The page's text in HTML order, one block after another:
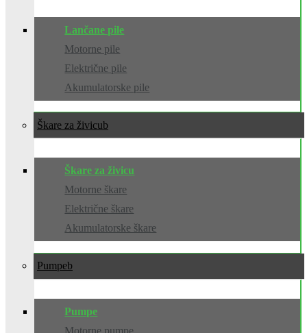
Lančane pile
Motorne pile
Električne pile
Akumulatorske pile
Škare za živicu
Škare za živicu
Motorne škare
Električne škare
Akumulatorske škare
Pumpe
Pumpe
Motorne pumpe